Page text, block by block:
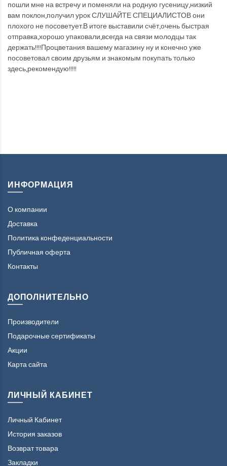
пошли мне на встречу и поменяли на родную гусеницу,низкий
вам поклон,получил урок СЛУШАЙТЕ СПЕЦИАЛИСТОВ они
плохого не посоветует.В итоге выставили счёт,очень быстрая
отправка,хорошо упаковали,всегда на связи молодцы так
держать!!!!Процветания вашему магазину ну и конечно уже
посоветовал своим друзьям и знакомым покупать только
здесь,рекомендую!!!!!
ИНФОРМАЦИЯ
О компании
Доставка
Политика конфеденциальности
Публичная оферта
Контакты
ДОПОЛНИТЕЛЬНО
Производители
Подарочные сертификаты
Акции
Карта сайта
ЛИЧНЫЙ КАБИНЕТ
Личный Кабинет
История заказов
Возврат товара
Закладки